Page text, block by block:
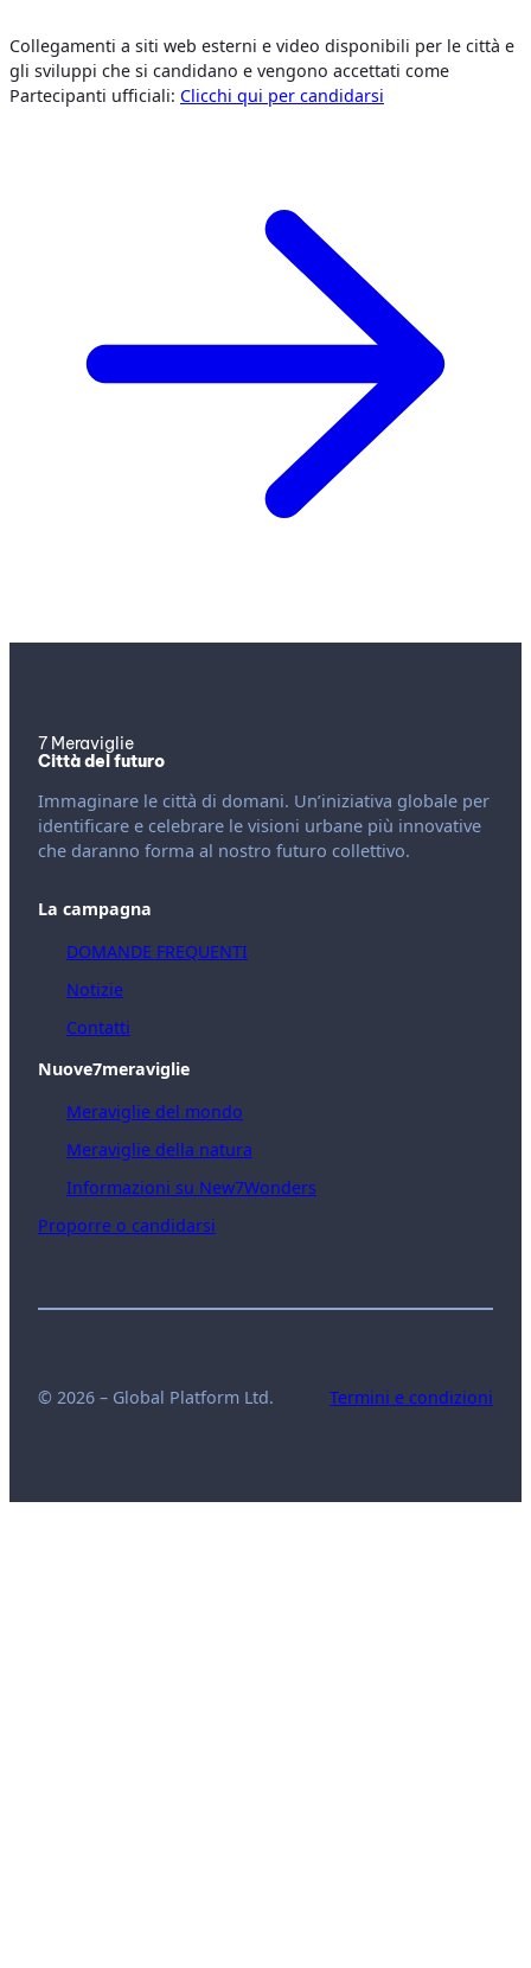
Collegamenti a siti web esterni e video disponibili per le città e
gli sviluppi che si candidano e vengono accettati come
Partecipanti ufficiali: Clicchi qui per candidarsi
7 Meraviglie
Città del futuro
Immaginare le città di domani. Un’iniziativa globale per
identificare e celebrare le visioni urbane più innovative
che daranno forma al nostro futuro collettivo.
La campagna
DOMANDE FREQUENTI
Notizie
Contatti
Nuove7meraviglie
Meraviglie del mondo
Meraviglie della natura
Informazioni su New7Wonders
Proporre o candidarsi
© 2026 – Global Platform Ltd. Termini e condizioni